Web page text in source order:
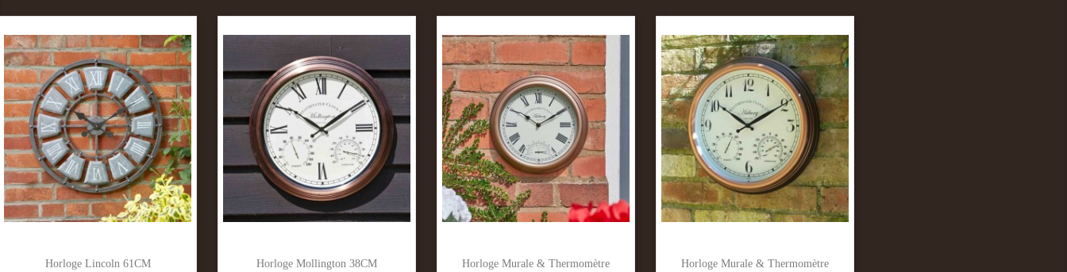
Horloge Lincoln 61CM Horloge Mollington 38CM
Horloge Murale & Thermomètre
Horloge Murale & Thermomètre